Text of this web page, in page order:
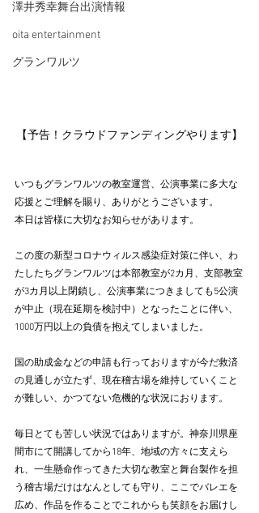
澤井秀幸舞台出演情報
oita entertainment
グランワルツ
【予告！クラウドファンディングやります】
いつもグランワルツの教室運営、公演事業に多大な
応援とご理解を賜り、ありがとうございます。
本日は皆様に大切なお知らせがあります。
この度の新型コロナウィルス感染症対策に伴い、わ
たしたちグランワルツは本部教室が2カ月、支部教室
が3カ月以上閉鎖し、公演事業につきましても5公演
が中止（現在延期を検討中）となったことに伴い、
1000万円以上の負債を抱えてしまいました。
国の助成金などの申請も行っておりますが今だ救済
の見通しが立たず、現在稽古場を維持していくこと
が難しい、かつてない危機的な状況におります。
毎日とても苦しい状況ではありますが。神奈川県座
間市にて開講してから18年、地域の方々に支えら
れ、一生懸命作ってきた大切な教室と舞台製作を担
う稽古場だけはなんとしても守り、ここでバレエを
広め、作品を作ることでこれからも笑顔をお届けし